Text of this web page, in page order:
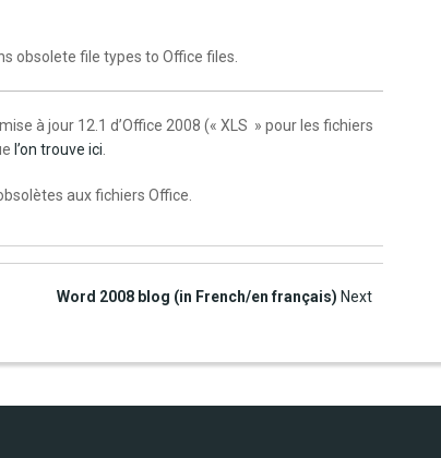
obsolete file types to Office files.
à jour 12.1 d’Office 2008 (« XLS » pour les fichiers
l’on trouve ici
aux fichiers Office.
Word 2008 blog (in French/en français) Next